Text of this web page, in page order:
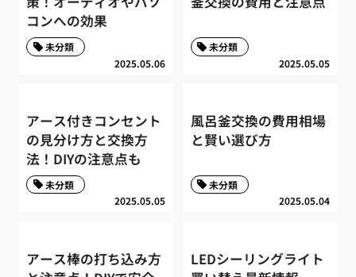
コンへの効果
2025.05.06
未分類
2025.05.05
未分類
アース付きコンセント
の見分け方と交換方
法！DIYの注意点も
2025.05.05
未分類
風呂釜交換の費用相場
と賢い選び方
2025.05.04
未分類
アース棒の打ち込み方
LEDシーリングライト